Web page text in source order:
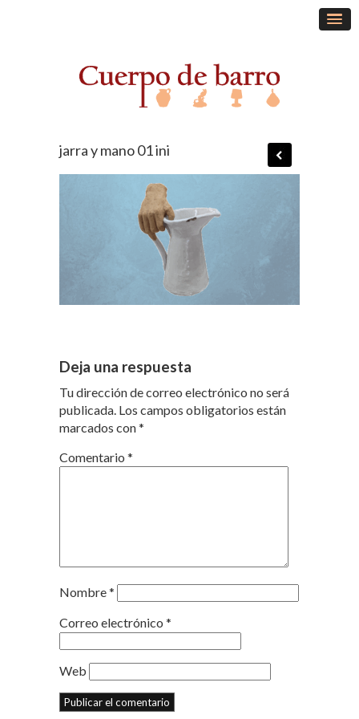
jarra y mano 01 ini
Deja una respuesta
Tu dirección de correo electrónico no será
publicada. Los campos obligatorios están
marcados con*
Comentario *
Nombre*
Correo electrónico *
Web